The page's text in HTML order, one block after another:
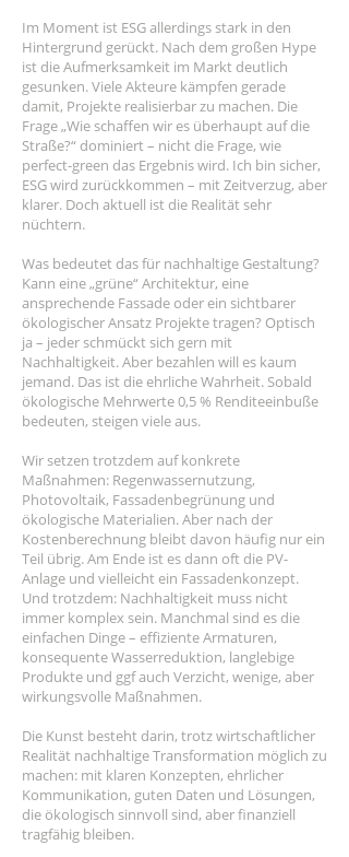
Im Moment ist ESG allerdings stark in den
Hintergrund gerückt. Nach dem großen Hype
ist die Aufmerksamkeit im Markt deutlich
gesunken. Viele Akteure kämpfen gerade
damit, Projekte realisierbar zu machen. Die
Frage „Wie schaffen wir es überhaupt auf die
Straße?“ dominiert – nicht die Frage, wie
perfect-green das Ergebnis wird. Ich bin sicher,
ESG wird zurückkommen – mit Zeitverzug, aber
klarer. Doch aktuell ist die Realität sehr
nüchtern.
Was bedeutet das für nachhaltige Gestaltung?
Kann eine „grüne“ Architektur, eine
ansprechende Fassade oder ein sichtbarer
ökologischer Ansatz Projekte tragen? Optisch
ja – jeder schmückt sich gern mit
Nachhaltigkeit. Aber bezahlen will es kaum
jemand. Das ist die ehrliche Wahrheit. Sobald
ökologische Mehrwerte 0,5 % Renditeeinbuße
bedeuten, steigen viele aus.
Wir setzen trotzdem auf konkrete
Maßnahmen: Regenwassernutzung,
Photovoltaik, Fassadenbegrünung und
ökologische Materialien. Aber nach der
Kostenberechnung bleibt davon häufig nur ein
Teil übrig. Am Ende ist es dann oft die PV-
Anlage und vielleicht ein Fassadenkonzept.
Und trotzdem: Nachhaltigkeit muss nicht
immer komplex sein. Manchmal sind es die
einfachen Dinge – effiziente Armaturen,
konsequente Wasserreduktion, langlebige
Produkte und ggf auch Verzicht, wenige, aber
wirkungsvolle Maßnahmen.
Die Kunst besteht darin, trotz wirtschaftlicher
Realität nachhaltige Transformation möglich zu
machen: mit klaren Konzepten, ehrlicher
Kommunikation, guten Daten und Lösungen,
die ökologisch sinnvoll sind, aber finanziell
tragfähig bleiben.